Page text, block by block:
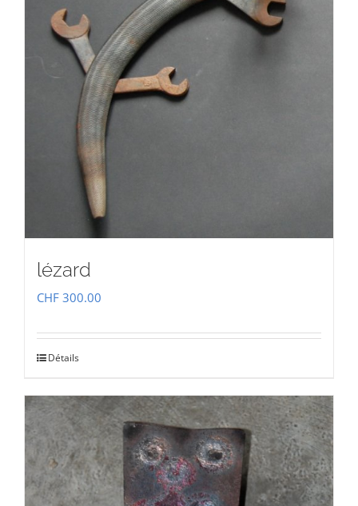
lézard
CHF 300.00
Détails